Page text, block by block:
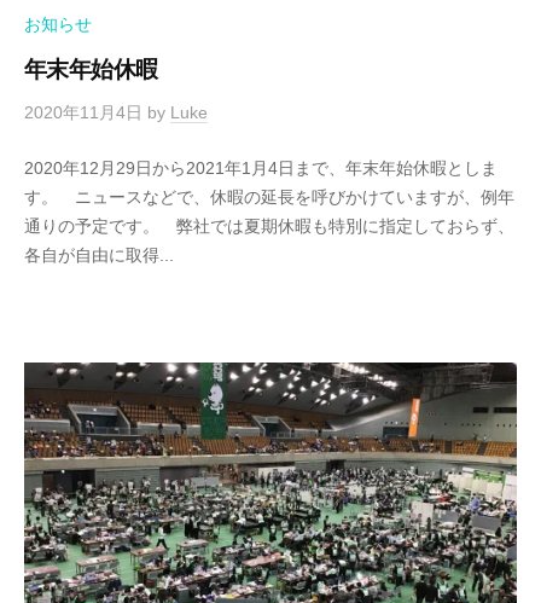
お知らせ
年末年始休暇
2020年11月4日 by Luke
2020年12月29日から2021年1月4日まで、年末年始休暇としま
す。 ニュースなどで、休暇の延長を呼びかけていますが、例年
通りの予定です。 弊社では夏期休暇も特別に指定しておらず、
各自が自由に取得...